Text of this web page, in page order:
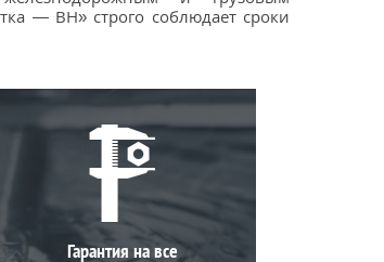
— ВН» строго соблюдает сроки
Гарантия на все